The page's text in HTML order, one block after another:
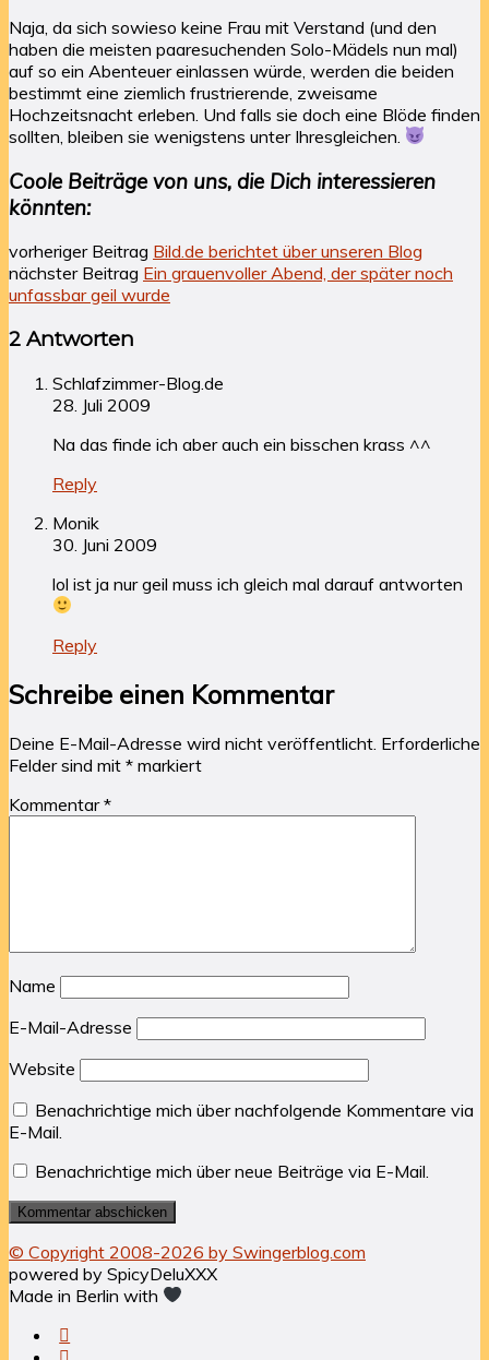
Naja, da sich sowieso keine Frau mit Verstand (und den
haben die meisten paaresuchenden Solo-Mädels nun mal)
auf so ein Abenteuer einlassen würde, werden die beiden
bestimmt eine ziemlich frustrierende, zweisame
Hochzeitsnacht erleben. Und falls sie doch eine Blöde finden
sollten, bleiben sie wenigstens unter Ihresgleichen.
Coole Beiträge von uns, die Dich interessieren
könnten:
vorheriger Beitrag Bild.de berichtet über unseren Blog
nächster Beitrag Ein grauenvoller Abend, der später noch
unfassbar geil wurde
2 Antworten
Schlafzimmer-Blog.de
28. Juli 2009
Na das finde ich aber auch ein bisschen krass ^^
Reply
Monik
30. Juni 2009
lol ist ja nur geil muss ich gleich mal darauf antworten
Reply
Schreibe einen Kommentar
Deine E-Mail-Adresse wird nicht veröffentlicht. Erforderliche
Felder sind mit * markiert
Kommentar*
Name
E-Mail-Adresse
Website
Benachrichtige mich über nachfolgende Kommentare via
E-Mail.
Benachrichtige mich über neue Beiträge via E-Mail.
© Copyright 2008-2026 by Swingerblog.com
powered by SpicyDeluXXX
Made in Berlin with